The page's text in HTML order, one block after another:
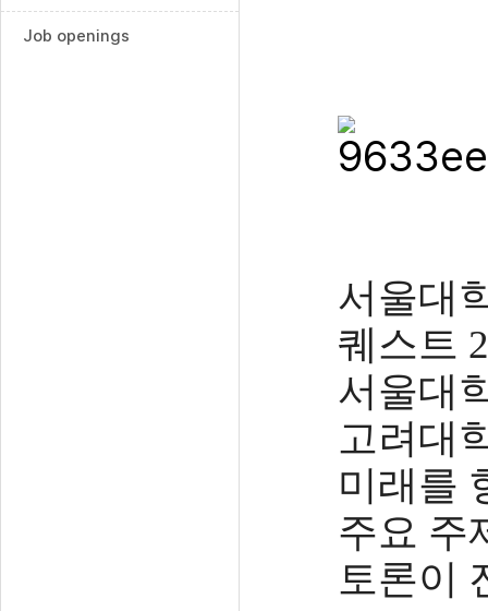
Job openings
서울대
퀘스트
서울대
고려대
미래를
주요 주
토론이